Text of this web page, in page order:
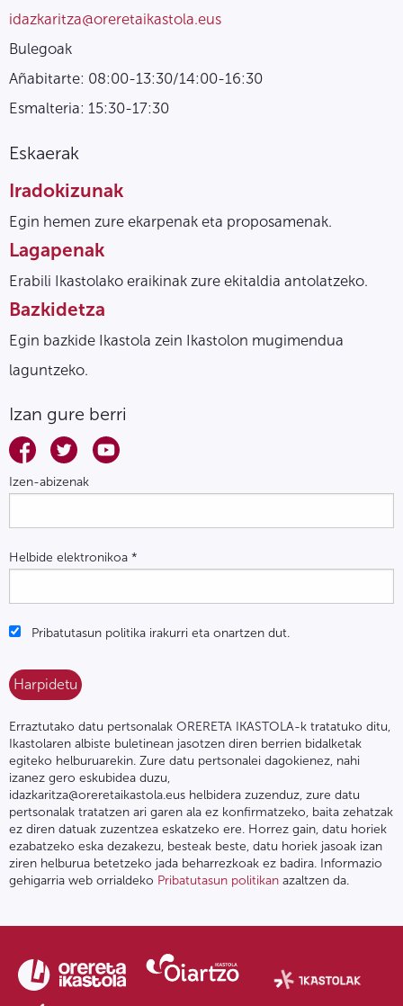
idazkaritza@oreretaikastola.eus
Bulegoak
Añabitarte: 08:00-13:30/14:00-16:30
Esmalteria: 15:30-17:30
Eskaerak
Iradokizunak
Egin hemen zure ekarpenak eta proposamenak.
Lagapenak
Erabili Ikastolako eraikinak zure ekitaldia antolatzeko.
Bazkidetza
Egin bazkide Ikastola zein Ikastolon mugimendua
laguntzeko.
Izan gure berri
Izen-abizenak
Helbide elektronikoa *
Pribatutasun politika irakurri eta onartzen dut.
Erraztutako datu pertsonalak ORERETA IKASTOLA-k tratatuko ditu,
Ikastolaren albiste buletinean jasotzen diren berrien bidalketak
egiteko helburuarekin. Zure datu pertsonalei dagokienez, nahi
izanez gero eskubidea duzu,
idazkaritza@oreretaikastola.eus helbidera zuzenduz, zure datu
pertsonalak tratatzen ari garen ala ez konfirmatzeko, baita zehatzak
ez diren datuak zuzentzea eskatzeko ere. Horrez gain, datu horiek
ezabatzeko eska dezakezu, besteak beste, datu horiek jasoak izan
ziren helburua betetzeko jada beharrezkoak ez badira. Informazio
gehigarria web orrialdeko Pribatutasun politikan azaltzen da.